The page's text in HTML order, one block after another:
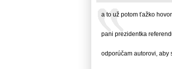
a to už potom ťažko
pani prezidentka
odporúčam autorovi, aby